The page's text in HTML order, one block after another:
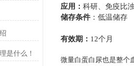
是什么！
应用： 科研、免疫比
储存条件 ： 低温储存
有效期 ： 12个月
微量白蛋白尿也是整个